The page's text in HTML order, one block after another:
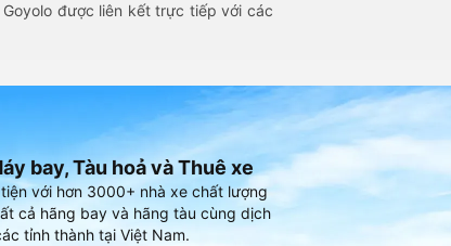
được liên kết trực tiếp với các
bay, Tàu hoả và Thuê xe
với hơn 3000+ nhà xe chất lượng
cả hãng bay và hãng tàu cùng dịch
tỉnh thành tại Việt Nam.